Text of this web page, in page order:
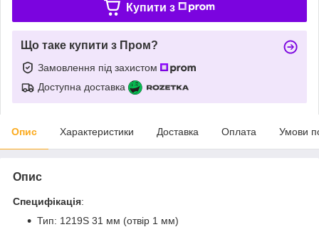
Купити з
Що таке купити з Пром?
Замовлення під захистом
Доступна доставка
Опис Характеристики Доставка Оплата Умови
Опис
Специфікація:
Тип: 1219S 31 мм (отвір 1 мм)